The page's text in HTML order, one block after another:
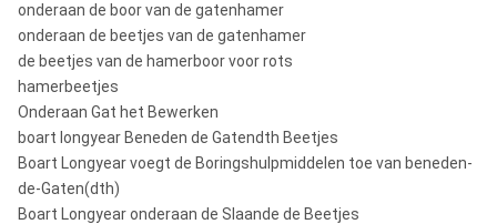
onderaan de boor van de gatenhamer
onderaan de beetjes van de gatenhamer
de beetjes van de hamerboor voor rots
hamerbeetjes
Onderaan Gat het Bewerken
boart longyear Beneden de Gatendth Beetjes
Boart Longyear voegt de Boringshulpmiddelen toe van beneden-
de-Gaten(dth)
Boart Longyear onderaan de Slaande de Beetjes